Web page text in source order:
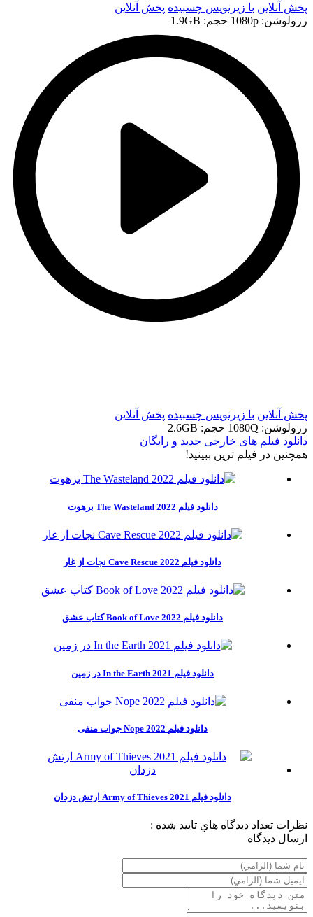
پخش آنلاین با زیرنویس چسبیده پخش آنلاین
رزولوشن: 1080p
حجم: 1.9GB
پخش آنلاین با زیرنویس چسبیده پخش آنلاین
رزولوشن: 1080Q
حجم: 2.6GB
دانلود فیلم های خارجی جدید و رایگان
همچنين در فيلم ترين ببينيد!
دانلود فیلم The Wasteland 2022 برهوت
دانلود فیلم Cave Rescue 2022 نجات از غار
دانلود فیلم Book of Love 2022 کتاب عشق
دانلود فیلم In the Earth 2021 در زمین
دانلود فیلم Nope 2022 جواب منفی
دانلود فیلم Army of Thieves 2021 ارتش دزدان
نظرات تعداد ديدگاه هاي تاييد شده :
ارسال ديدگاه